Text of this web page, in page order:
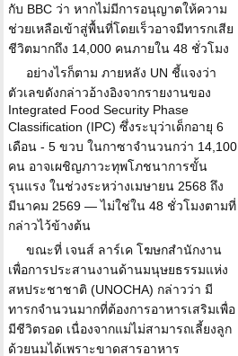
กับ BBC ว่า หากไม่มีการอนุญาตให้ความ
ช่วยเหลือเข้าสู่พื้นที่โดยเร็วอาจมีทารกเสีย
ชีวิตมากถึง 14,000 คนภายใน 48 ชั่วโมง
อย่างไรก็ตาม ภายหลัง UN ชี้แจงว่า
ตัวเลขดังกล่าวอ้างอิงจากรายงานของ
Integrated Food Security Phase
Classification (IPC) ซึ่งระบุว่าเด็กอายุ 6
เดือน - 5 ขวบ ในกาซาจำนวนกว่า 14,100
คน อาจเผชิญภาวะทุพโภชนาการขั้น
รุนแรง ในช่วงระหว่างเมษายน 2568 ถึง
มีนาคม 2569 — ไม่ใช่ใน 48 ชั่วโมงตามที่
กล่าวไว้ข้างต้น
ขณะที่ เจนส์ ลาร์เค โฆษกสำนักงาน
เพื่อการประสานงานด้านมนุษยธรรมแห่ง
สหประชาชาติ (UNOCHA) กล่าวว่า มี
ทารกจำนวนมากที่ต้องการอาหารเสริมเพื่อ
มีชีวิตรอด เนื่องจากแม่ไม่สามารถเลี้ยงลูก
ด้วยนมได้เพราะขาดสารอาหาร